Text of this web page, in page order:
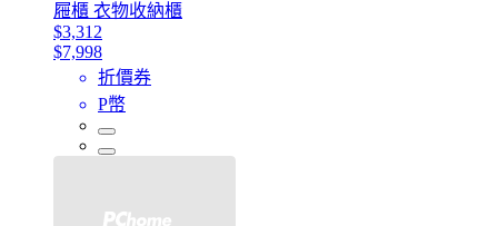
屜櫃 衣物收納櫃
$3,312
$7,998
折價券
P幣